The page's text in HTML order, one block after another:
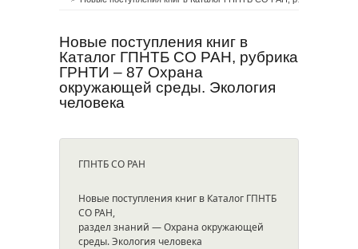
Новые поступления книг в
Каталог ГПНТБ СО РАН, рубрика
ГРНТИ – 87 Охрана
окружающей среды. Экология
человека
ГПНТБ СО РАН
Новые поступления книг в Каталог ГПНТБ
СО РАН,
раздел знаний — Охрана окружающей
среды. Экология человека